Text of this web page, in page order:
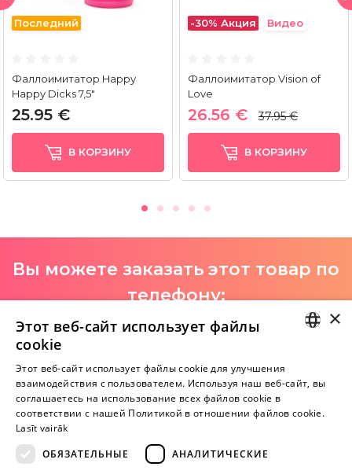
Последний
Фаллоимитатор Happy
Happy Dicks 7,5"
25.95 €
В КОРЗИНУ
-30% Акция Видео
Фаллоимитатор Vision of
Love
26.56 € 37.95 €
В КОРЗИНУ
Вы можете заказать этот товар по
телефону:
+371 29 994 357
Пока нет отзывов
Будь первым!
Напишите отзыв и ПОЛУЧИТЕ ПОДАРОК!
RUSSIAN
×
Этот веб-сайт использует файлы
cookie
Этот веб-сайт использует файлы cookie для улучшения
взаимодействия с пользователем. Используя наш веб-сайт, вы
соглашаетесь на использование всех файлов cookie в
соответствии с нашей Политикой в ​​отношении файлов cookie.
Lasīt vairāk
ОБЯЗАТЕЛЬНЫЕ
АНАЛИТИЧЕСКИЕ